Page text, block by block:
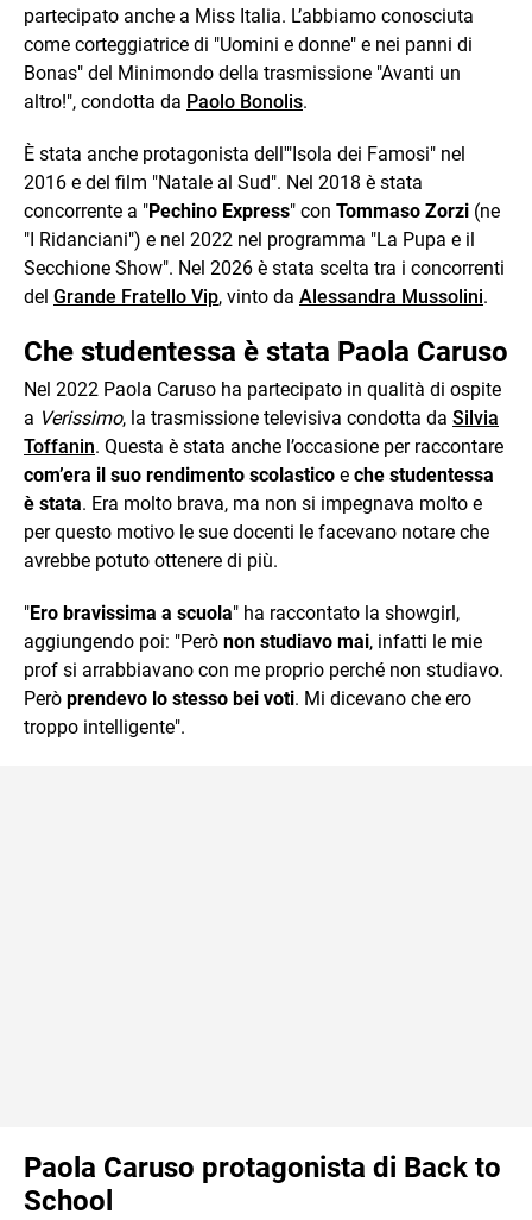
partecipato anche a Miss Italia. L’abbiamo conosciuta
come corteggiatrice di "Uomini e donne" e nei panni di
Bonas" del Minimondo della trasmissione "Avanti un
altro!", condotta da Paolo Bonolis.
È stata anche protagonista dell'"Isola dei Famosi" nel
2016 e del film "Natale al Sud". Nel 2018 è stata
concorrente a "Pechino Express" con Tommaso Zorzi (ne
"I Ridanciani") e nel 2022 nel programma "La Pupa e il
Secchione Show". Nel 2026 è stata scelta tra i concorrenti
del Grande Fratello Vip, vinto da Alessandra Mussolini.
Che studentessa è stata Paola Caruso
Nel 2022 Paola Caruso ha partecipato in qualità di ospite
a Verissimo, la trasmissione televisiva condotta da Silvia
Toffanin. Questa è stata anche l’occasione per raccontare
com’era il suo rendimento scolastico e che studentessa
è stata. Era molto brava, ma non si impegnava molto e
per questo motivo le sue docenti le facevano notare che
avrebbe potuto ottenere di più.
"Ero bravissima a scuola" ha raccontato la showgirl,
aggiungendo poi: "Però non studiavo mai, infatti le mie
prof si arrabbiavano con me proprio perché non studiavo.
Però prendevo lo stesso bei voti. Mi dicevano che ero
troppo intelligente".
Paola Caruso protagonista di Back to
School